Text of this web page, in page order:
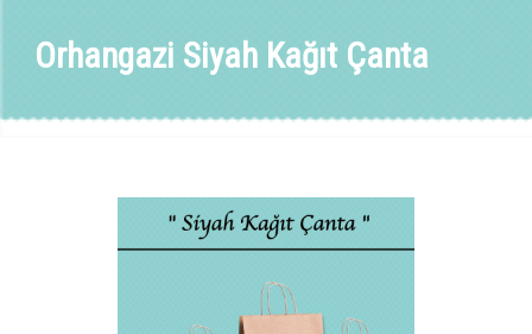
Orhangazi Siyah Kağıt Çanta